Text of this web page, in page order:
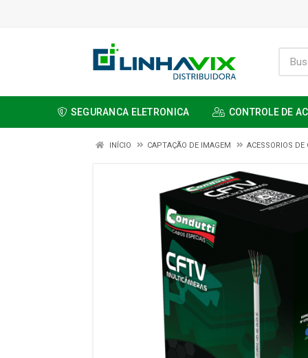
SEGURANCA ELETRONICA CONTROLE DE
INÍCIO CAPTAÇÃO DE IMAGEM ACESSORIOS DE